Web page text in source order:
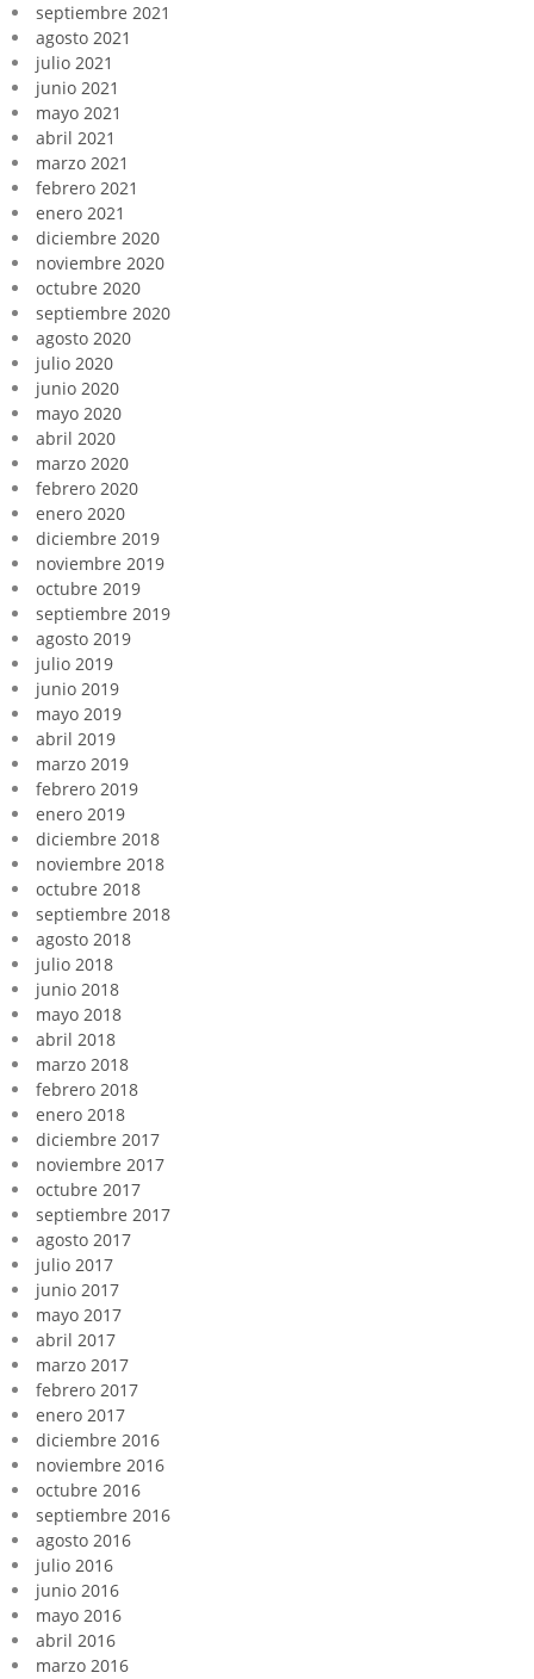
septiembre 2021
agosto 2021
julio 2021
junio 2021
mayo 2021
abril 2021
marzo 2021
febrero 2021
enero 2021
diciembre 2020
noviembre 2020
octubre 2020
septiembre 2020
agosto 2020
julio 2020
junio 2020
mayo 2020
abril 2020
marzo 2020
febrero 2020
enero 2020
diciembre 2019
noviembre 2019
octubre 2019
septiembre 2019
agosto 2019
julio 2019
junio 2019
mayo 2019
abril 2019
marzo 2019
febrero 2019
enero 2019
diciembre 2018
noviembre 2018
octubre 2018
septiembre 2018
agosto 2018
julio 2018
junio 2018
mayo 2018
abril 2018
marzo 2018
febrero 2018
enero 2018
diciembre 2017
noviembre 2017
octubre 2017
septiembre 2017
agosto 2017
julio 2017
junio 2017
mayo 2017
abril 2017
marzo 2017
febrero 2017
enero 2017
diciembre 2016
noviembre 2016
octubre 2016
septiembre 2016
agosto 2016
julio 2016
junio 2016
mayo 2016
abril 2016
marzo 2016